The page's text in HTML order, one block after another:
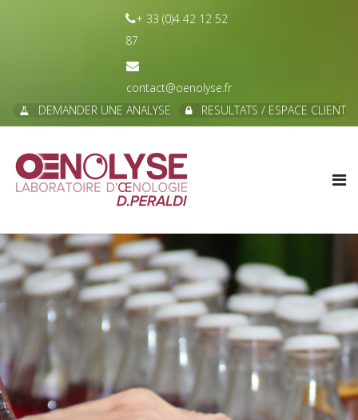
+ 33 (0)4 42 12 52
87
contact@oenolyse.fr
DEMANDER UNE ANALYSE
RESULTATS / ESPACE CLIENT